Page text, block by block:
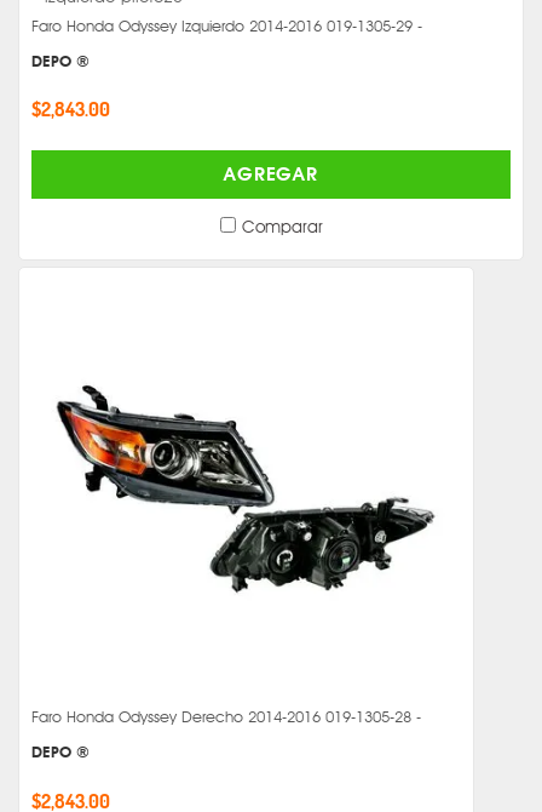
Faro Honda Odyssey Izquierdo 2014-2016 019-1305-29 -
DEPO ®
$2,843.00
AGREGAR
Comparar
Faro Honda Odyssey Derecho 2014-2016 019-1305-28 -
DEPO ®
$2,843.00